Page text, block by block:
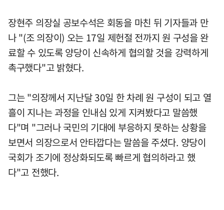
장현주 의장실 공보수석은 회동을 마친 뒤 기자들과 만
나 "(조 의장이) 오는 17일 제헌절 전까지 원 구성을 완
료할 수 있도록 양당이 신속하게 협의할 것을 강력하게
촉구했다"고 밝혔다.
그는 "의장께서 지난달 30일 한 차례 원 구성이 되고 열
흘이 지나는 과정을 인내심 있게 지켜봤다고 말씀했
다"며 "그러나 국민의 기대에 부응하지 못하는 상황을
보면서 의장으로서 안타깝다는 말씀을 주셨다. 양당이
국회가 조기에 정상화되도록 빠르게 협의하라고 했
다"고 전했다.